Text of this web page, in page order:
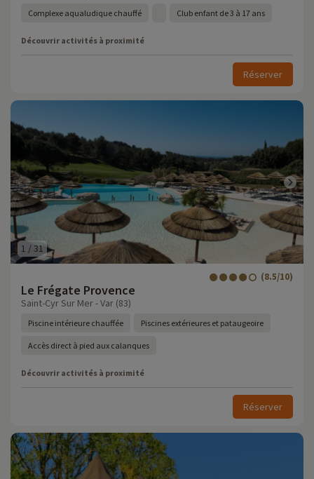
Complexe aqualudique chauffé Club enfant de 3 à 17 ans
Découvrir activités à proximité
Réserver
1 /31
Le Frégate Provence
(8.5/10)
Saint-Cyr Sur Mer - Var (83)
Piscine intérieure chauffée Piscines extérieures et pataugeoire
Accès direct à pied aux calanques
Découvrir activités à proximité
Réserver